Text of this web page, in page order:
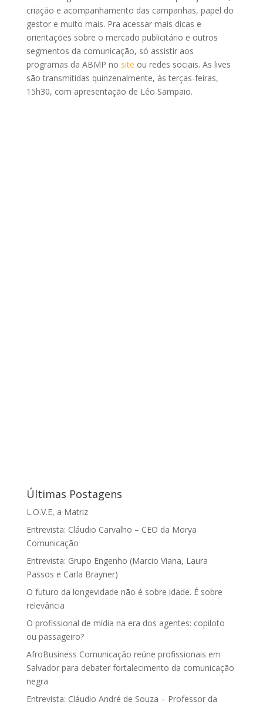
criação e acompanhamento das campanhas, papel do
gestor e muito mais. Pra acessar mais dicas e
orientações sobre o mercado publicitário e outros
segmentos da comunicação, só assistir aos
programas da ABMP no site ou redes sociais. As lives
são transmitidas quinzenalmente, às terças-feiras,
15h30, com apresentação de Léo Sampaio.
Últimas Postagens
L.O.V.E, a Matriz
Entrevista: Cláudio Carvalho – CEO da Morya
Comunicação
Entrevista: Grupo Engenho (Marcio Viana, Laura
Passos e Carla Brayner)
O futuro da longevidade não é sobre idade. É sobre
relevância
O profissional de mídia na era dos agentes: copiloto
ou passageiro?
AfroBusiness Comunicação reúne profissionais em
Salvador para debater fortalecimento da comunicação
negra
Entrevista: Cláudio André de Souza – Professor da